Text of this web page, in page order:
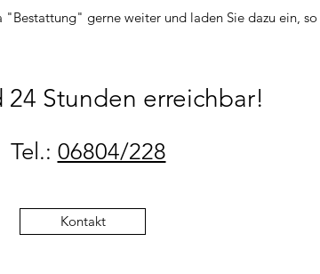
gerne weiter und laden Sie dazu ein, so
24 Stunden erreichbar!
Tel.: 06804/228
Kontakt